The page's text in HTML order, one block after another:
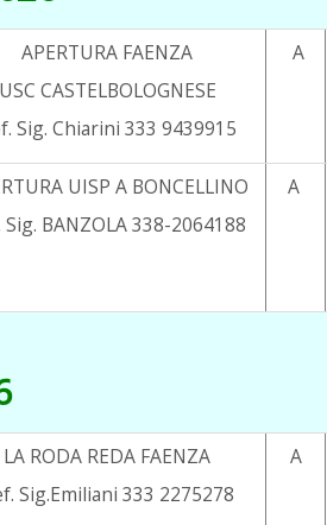
APERTURA FAENZA
USC CASTELBOLOGNESE
Sig. Chiarini 333 9439915
A
UISP A BONCELLINO
Sig. BANZOLA 338-2064188
A
LA RODA REDA FAENZA
Sig.Emiliani 333 2275278
A